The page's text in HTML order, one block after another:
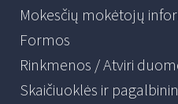
Mokesčių mokėtojų
Formos
Rinkmenos / Atviri
Skaičiuoklės ir